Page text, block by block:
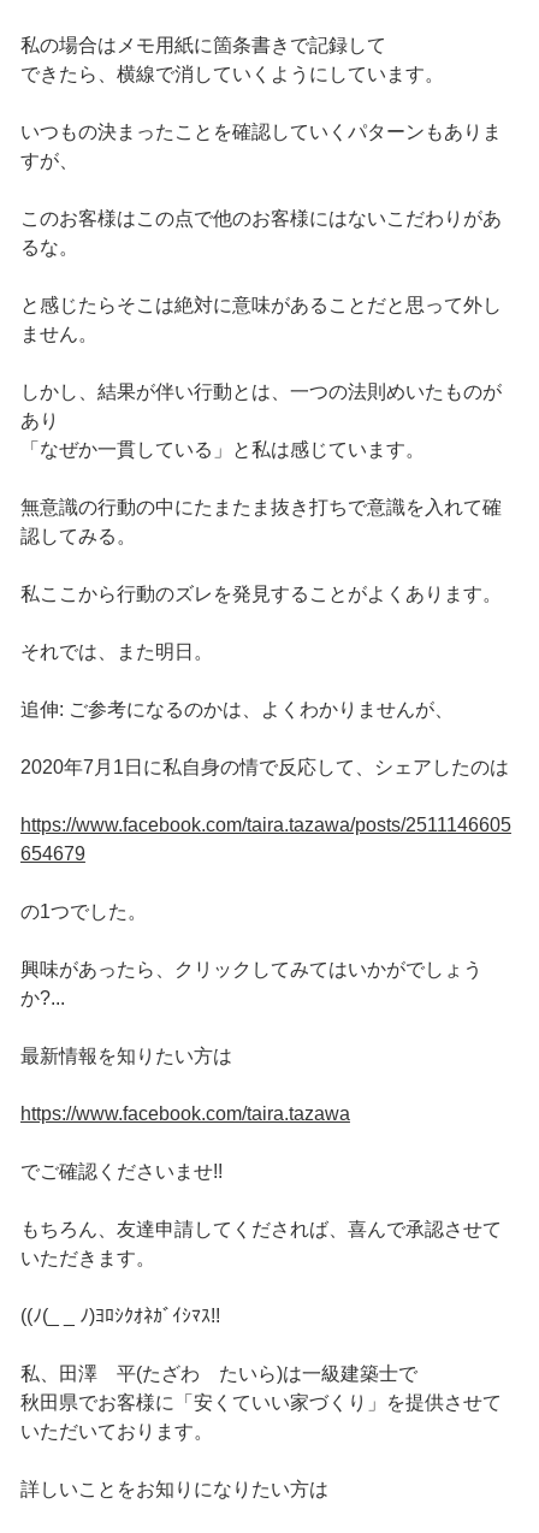
私の場合はメモ用紙に箇条書きで記録して
できたら、横線で消していくようにしています。
いつもの決まったことを確認していくパターンもありま
すが、
このお客様はこの点で他のお客様にはないこだわりがあ
るな。
と感じたらそこは絶対に意味があることだと思って外し
ません。
しかし、結果が伴い行動とは、一つの法則めいたものが
あり
「なぜか一貫している」と私は感じています。
無意識の行動の中にたまたま抜き打ちで意識を入れて確
認してみる。
私ここから行動のズレを発見することがよくあります。
それでは、また明日。
追伸: ご参考になるのかは、よくわかりませんが、
2020年7月1日に私自身の情で反応して、シェアしたのは
https://www.facebook.com/taira.tazawa/posts/2511146605
654679
の1つでした。
興味があったら、クリックしてみてはいかがでしょう
か?...
最新情報を知りたい方は
https://www.facebook.com/taira.tazawa
でご確認くださいませ!!
もちろん、友達申請してくだされば、喜んで承認させて
いただきます。
((ﾉ(_ _ ﾉ)ﾖﾛｼｸｵﾈｶﾞｲｼﾏｽ!!
私、田澤 平(たざわ たいら)は一級建築士で
秋田県でお客様に「安くていい家づくり」を提供させて
いただいております。
詳しいことをお知りになりたい方は